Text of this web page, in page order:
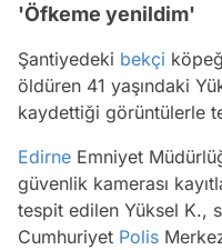
'Öfkeme yenildim'
Şantiyedeki bekçi
öldüren 41 yaşındaki
kaydettiği görüntülerle
Edirne Emniyet
güvenlik kamerası
tespit edilen Yüksel K.,
Cumhuriyet Polis